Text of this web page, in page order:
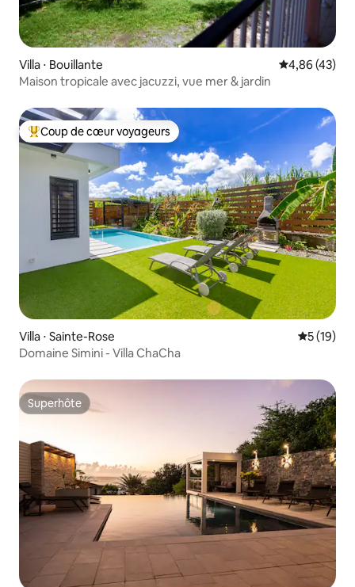
Villa ⋅ Bouillante Évaluation
4,86 (43)
Maison tropicale avec jacuzzi, vue mer & jardin
Coups de cœur voyageurs les plus appréciés
Coup de cœur voyageurs
Villa ⋅ Sainte-Rose
5 (19)
Domaine Simini - Villa ChaCha
Superhôte
Superhôte